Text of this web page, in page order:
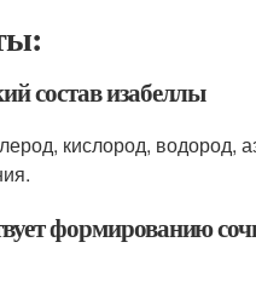
состав изабеллы
кислород, водород,
формированию